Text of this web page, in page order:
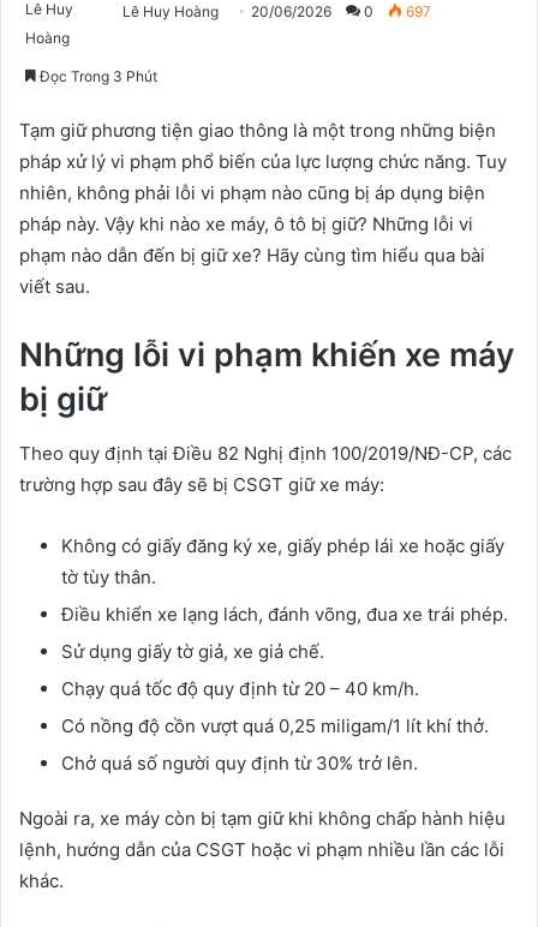
Lê Huy Hoàng 20/06/2026 0 697
Đọc Trong 3 Phút
Tạm giữ phương tiện giao thông là một trong những biện
pháp xử lý vi phạm phổ biến của lực lượng chức năng. Tuy
nhiên, không phải lỗi vi phạm nào cũng bị áp dụng biện
pháp này. Vậy khi nào xe máy, ô tô bị giữ? Những lỗi vi
phạm nào dẫn đến bị giữ xe? Hãy cùng tìm hiểu qua bài
viết sau.
Những lỗi vi phạm khiến xe máy
bị giữ
Theo quy định tại Điều 82 Nghị định 100/2019/NĐ-CP, các
trường hợp sau đây sẽ bị CSGT giữ xe máy:
Không có giấy đăng ký xe, giấy phép lái xe hoặc giấy
tờ tùy thân.
Điều khiển xe lạng lách, đánh võng, đua xe trái phép.
Sử dụng giấy tờ giả, xe giả chế.
Chạy quá tốc độ quy định từ 20 – 40 km/h.
Có nồng độ cồn vượt quá 0,25 miligam/1 lít khí thở.
Chở quá số người quy định từ 30% trở lên.
Ngoài ra, xe máy còn bị tạm giữ khi không chấp hành hiệu
lệnh, hướng dẫn của CSGT hoặc vi phạm nhiều lần các lỗi
khác.